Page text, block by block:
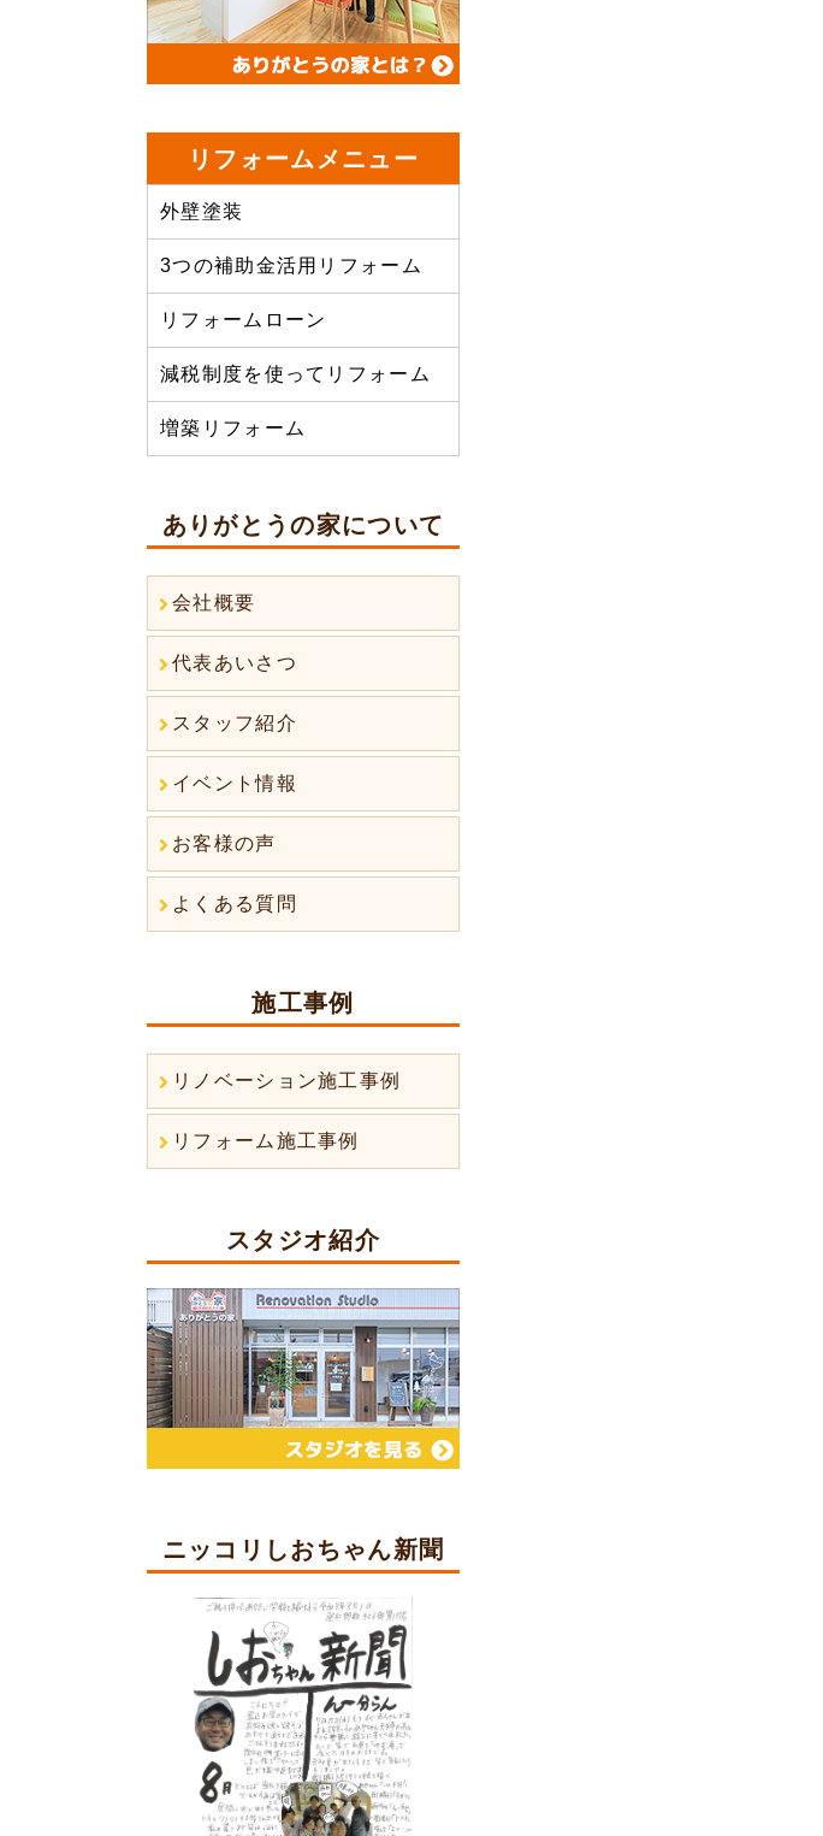
リフォームメニュー
外壁塗装
3つの補助金活用リフォーム
リフォームローン
減税制度を使ってリフォーム
増築リフォーム
ありがとうの家について
会社概要
代表あいさつ
スタッフ紹介
イベント情報
お客様の声
よくある質問
施工事例
リノベーション施工事例
リフォーム施工事例
スタジオ紹介
ニッコリしおちゃん新聞